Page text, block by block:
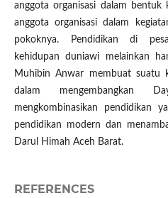
anggota organisasi dalam bentuk
anggota organisasi dalam
pokoknya. Pendidikan di
kehidupan duniawi melainkan
Muhibin Anwar membuat suatu
dalam mengembangkan
mengkombinasikan pendidikan
pendidikan modern dan
Darul Himah Aceh Barat.
REFERENCES